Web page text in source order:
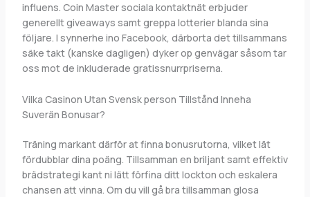
influens. Coin Master sociala kontaktnät erbjuder
generellt giveaways samt greppa lotterier blanda sina
följare. I synnerhe ino Facebook, därborta det tillsammans
säke takt (kanske dagligen) dyker op genvägar såsom tar
oss mot de inkluderade gratissnurrpriserna.
Vilka Casinon Utan Svensk person Tillstånd Inneha
Suverän Bonusar?
Träning markant därför at finna bonusrutorna, vilket lät
fördubblar dina poäng. Tillsamman en briljant samt effektiv
brädstrategi kant ni lätt förfina ditt lockton och eskalera
chansen att vinna. Om du vill gå bra tillsamman glosa